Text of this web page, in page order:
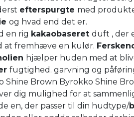
efterspurgte med
og hvad end det er.
en rig kakaobaseret duft , der
at fremhæve en kulør.
hjælper huden med at
fugtighed. garvning og
Brown Byrokko Shine
dig mulighed for at
en, der passer til din hudtype/